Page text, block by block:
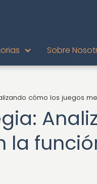
Sobre
cómo los juegos
la